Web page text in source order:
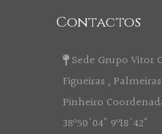
Contactos
Sede Grupo Vitor
Figueiras ,
Pinheiro
38º50'04" 9º18'42"